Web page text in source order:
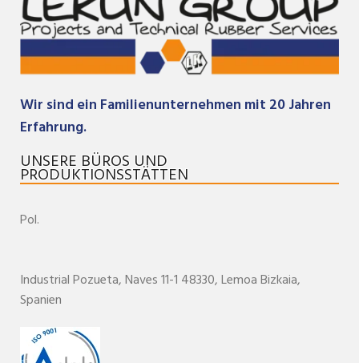
Wir sind ein Familienunternehmen mit 20 Jahren
Erfahrung.
UNSERE BÜROS UND
PRODUKTIONSSTÄTTEN
Pol.
Industrial Pozueta, Naves 11-1 48330,LemoaBizkaia,
Spanien